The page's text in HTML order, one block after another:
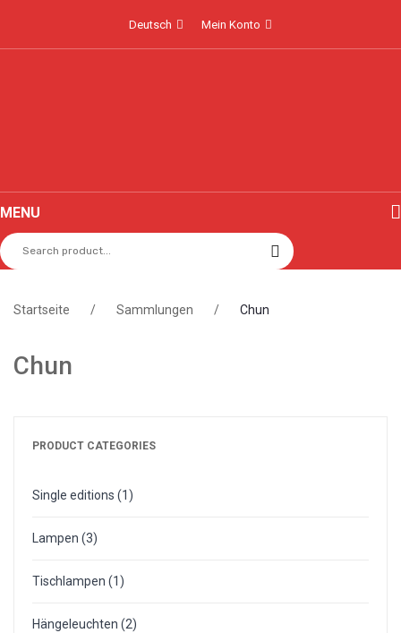
Deutsch Mein Konto
MENU
Über uns
Geschirr
Behälter
Sonstiges
Sammlungen
Startseite / Sammlungen / Chun
Chun
PRODUCT CATEGORIES
Single editions (1)
Lampen (3)
Tischlampen (1)
Hängeleuchten (2)